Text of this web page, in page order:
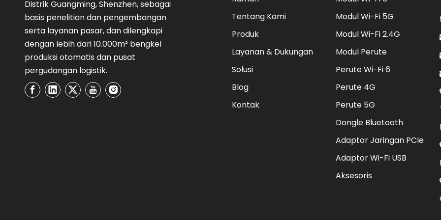
Distrik Guangming, Shenzhen, sebagai
basis penelitian dan pengembangan
serta layanan pasar, dan dilengkapi
dengan lebih dari 10.000m² bengkel
produksi otomatis dan pusat
pergudangan logistik.
Tentang Kami
Produk
Layanan & Dukungan
Solusi
Blog
Kontak
Modul Wi-Fi 5G
Modul Wi-Fi 2.4G
Modul Perute
Perute Wi-Fi 6
Perute 4G
Perute 5G
Dongle Bluetooth
Adaptor Jaringan PCIe
Adaptor Wi-Fi USB
Aksesoris